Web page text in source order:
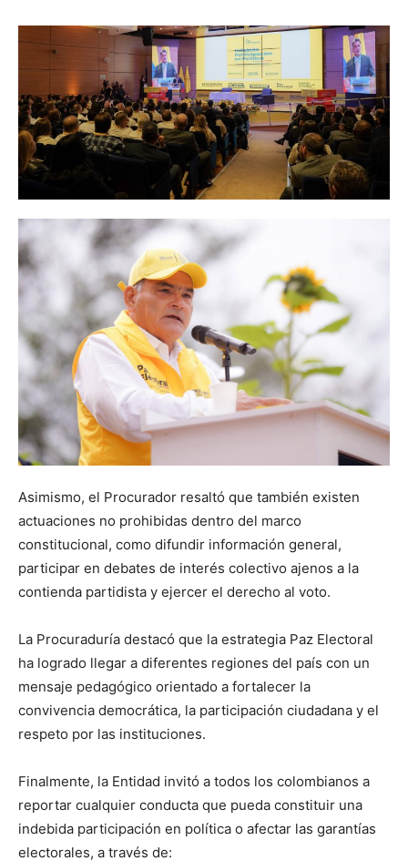
Asimismo, el Procurador resaltó que también existen
actuaciones no prohibidas dentro del marco
constitucional, como difundir información general,
participar en debates de interés colectivo ajenos a la
contienda partidista y ejercer el derecho al voto.
La Procuraduría destacó que la estrategia Paz Electoral
ha logrado llegar a diferentes regiones del país con un
mensaje pedagógico orientado a fortalecer la
convivencia democrática, la participación ciudadana y el
respeto por las instituciones.
Finalmente, la Entidad invitó a todos los colombianos a
reportar cualquier conducta que pueda constituir una
indebida participación en política o afectar las garantías
electorales, a través de: